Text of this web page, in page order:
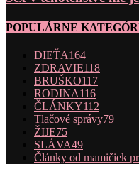
POPULÁRNE
DIEŤA164
ZDRAVIE118
BRUŠKO117
RODINA116
ČLÁNKY112
Tlačové správy79
ŽIJE75
SLÁVA49
Články od mamičiek